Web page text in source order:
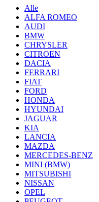
Alle
ALFA ROMEO
AUDI
BMW
CHRYSLER
CITROEN
DACIA
FERRARI
FIAT
FORD
HONDA
HYUNDAI
JAGUAR
KIA
LANCIA
MAZDA
MERCEDES-BENZ
MINI (BMW)
MITSUBISHI
NISSAN
OPEL